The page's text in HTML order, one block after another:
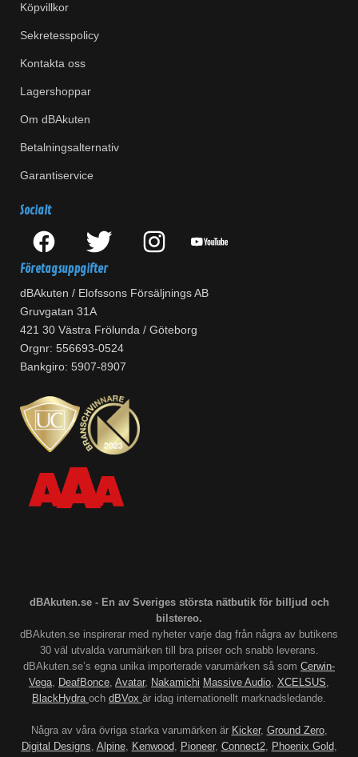
Köpvillkor
Sekretesspolicy
Kontakta oss
Lagershoppar
Om dBAkuten
Betalningsalternativ
Garantiservice
Socialt
Företagsuppgifter
dBAkuten / Elofssons Försäljnings AB
Gruvgatan 31A
421 30 Västra Frölunda / Göteborg
Orgnr: 556693-0524
Bankgiro: 5907-8907
dBAkuten.se - En av Sveriges största nätbutik för billjud och
bilstereo.
dBAkuten.se inspirerar med nyheter varje dag från några av butikens
30 väl utvalda varumärken till bra priser och snabb leverans.
dBAkuten.se’s egna unika importerade varumärken så som Cerwin-
Vega, DeafBonce, Avatar, Nakamichi Massive Audio, XCELSUS,
BlackHydra och dBVox är idag internationellt marknadsledande.
Några av våra övriga starka varumärken är Kicker, Ground Zero,
Digital Designs, Alpine, Kenwood, Pioneer, Connect2, Phoenix Gold,